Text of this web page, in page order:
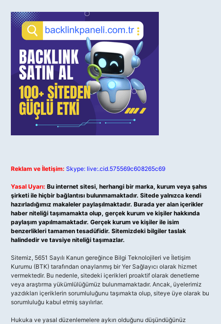
Reklam ve İletişim: Skype: live:.cid.575569c608265c69
Yasal Uyarı: Bu internet sitesi, herhangi bir marka, kurum veya şahıs
şirketi ile hiçbir bağlantısı bulunmamaktadır. Sitede yalnızca kendi
hazırladığımız makaleler paylaşılmaktadır. Burada yer alan içerikler
haber niteliği taşımamakta olup, gerçek kurum ve kişiler hakkında
paylaşım yapılmamaktadır. Gerçek kurum ve kişiler ile isim
benzerlikleri tamamen tesadüfidir. Sitemizdeki bilgiler taslak
halindedir ve tavsiye niteliği taşımazlar.
Sitemiz, 5651 Sayılı Kanun gereğince Bilgi Teknolojileri ve İletişim
Kurumu (BTK) tarafından onaylanmış bir Yer Sağlayıcı olarak hizmet
vermektedir. Bu nedenle, sitedeki içerikleri proaktif olarak denetleme
veya araştırma yükümlülüğümüz bulunmamaktadır. Ancak, üyelerimiz
yazdıkları içeriklerin sorumluluğunu taşımakta olup, siteye üye olarak bu
sorumluluğu kabul etmiş sayılırlar.
Hukuka ve yasal düzenlemelere aykırı olduğunu düşündüğünüz